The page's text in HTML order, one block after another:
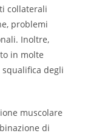
collaterali
problemi
Inoltre,
in molte
degli
muscolare
di